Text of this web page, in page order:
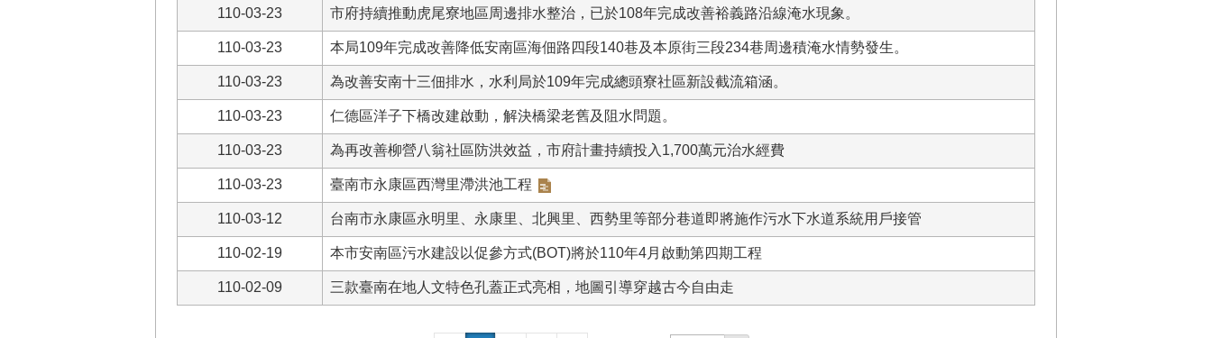
110-03-23 市府持續推動虎尾寮地區周邊排水整治，已於108年完成改善裕義路沿線淹水現象。
110-03-23 本局109年完成改善降低安南區海佃路四段140巷及本原街三段234巷周邊積淹水情勢發生。
110-03-23 為改善安南十三佃排水，水利局於109年完成總頭寮社區新設截流箱涵。
110-03-23 仁德區洋子下橋改建啟動，解決橋梁老舊及阻水問題。
110-03-23 為再改善柳營八翁社區防洪效益，市府計畫持續投入1,700萬元治水經費
110-03-23 臺南市永康區西灣里滯洪池工程
110-03-12 台南市永康區永明里、永康里、北興里、西勢里等部分巷道即將施作污水下水道系統用戶接管
110-02-19 本市安南區污水建設以促參方式(BOT)將於110年4月啟動第四期工程
110-02-09 三款臺南在地人文特色孔蓋正式亮相，地圖引導穿越古今自由走